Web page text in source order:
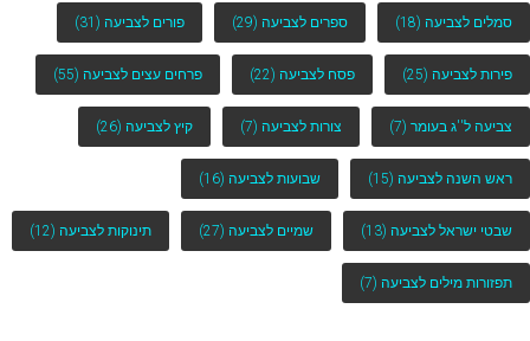
סמלים לצביעה (18) ספרים לצביעה (29) פורים לצביעה (31)
פירות לצביעה (25) פסח לצביעה (22) פרחים עצים לצביעה (55)
צביעה ל''ג בעומר (7) צורות לצביעה (7) קיץ לצביעה (26)
ראש השנה לצביעה (15) שבועות לצביעה (16)
שבטי ישראל לצביעה (13) שמיים לצביעה (27) תינוקות לצביעה (12)
תפזורות מילים לצביעה (7)